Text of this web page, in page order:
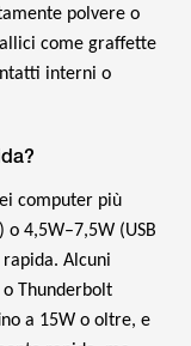
polvere o
come graffette
interni o
computer più
4,5W–7,5W (USB
Alcuni
Thunderbolt
a 15W o oltre, e